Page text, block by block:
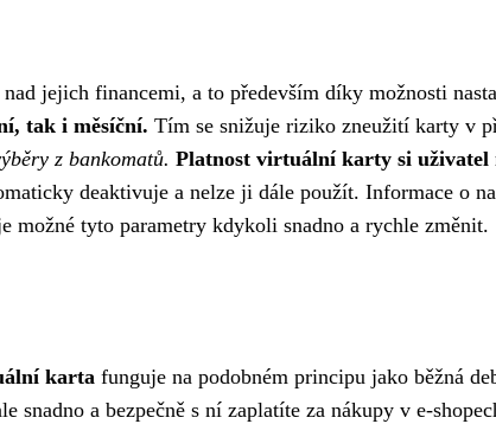
jejich financemi, a to především díky možnosti
tak i měsíční. Tím se snižuje riziko zneužití karty v
z bankomatů. Platnost virtuální karty si uživatel
deaktivuje a nelze ji dále použít. Informace o
tyto parametry kdykoli snadno a rychle změnit.
karta funguje na podobném principu jako běžná
snadno a bezpečně s ní zaplatíte za nákupy v e-